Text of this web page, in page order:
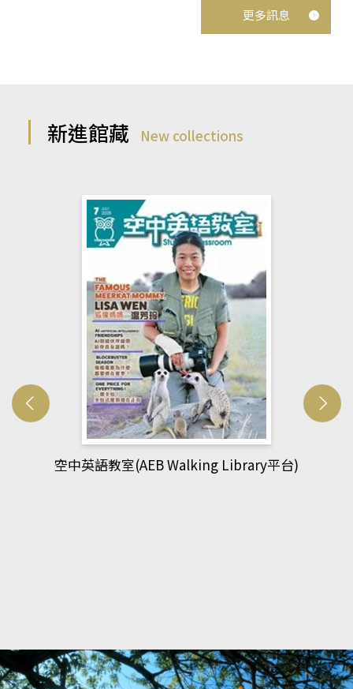
更多訊息
新進館藏 New collections
網管人(kono平台)